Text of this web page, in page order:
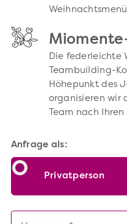
Die federleichte
Teambuilding-
Höhepunkt des
organisieren wir
Team nach
Anfrage als:
Privatperson